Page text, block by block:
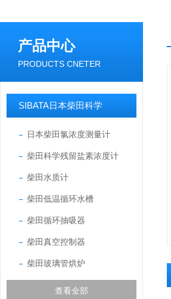
产品中心
PRODUCTS CNETER
SIBATA日本柴田科学
日本柴田氯浓度测量计
柴田科学残留盐素浓度计
柴田水质计
柴田低温循环水槽
柴田循环抽吸器
柴田真空控制器
柴田玻璃管烘炉
查看全部